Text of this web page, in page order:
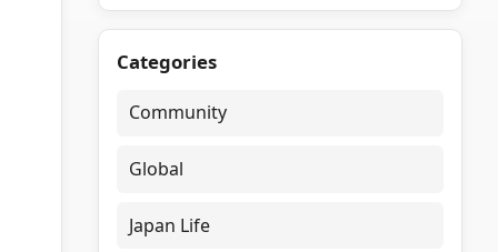
Categories
Community
Global
Japan Life